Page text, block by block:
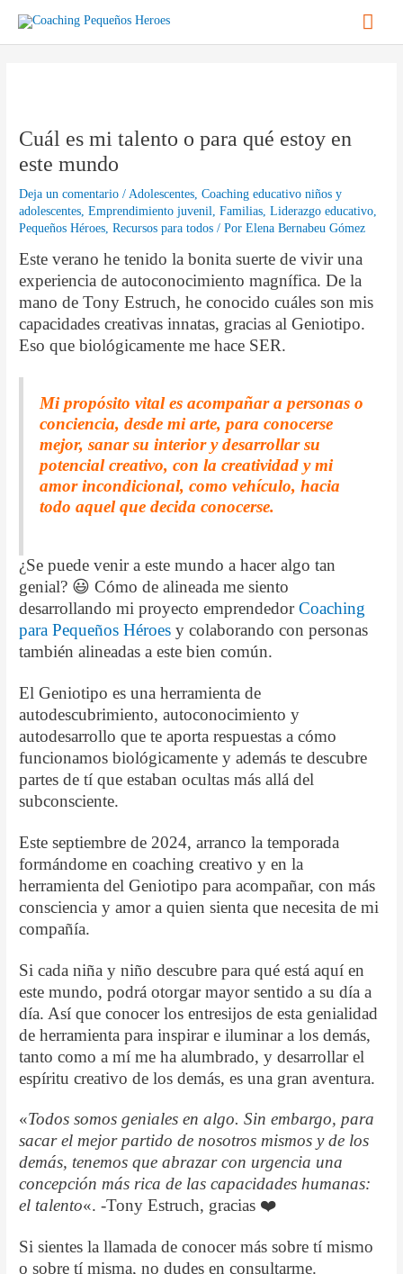
contenido
Cuál es mi talento o para qué estoy en
este mundo
Deja un comentario /Adolescentes,Coaching educativo niños y
adolescentes,Emprendimiento juvenil,Familias,Liderazgo educativo,
Pequeños Héroes,Recursos para todos / PorElena Bernabeu Gómez
Este verano he tenido la bonita suerte de vivir una
experiencia de autoconocimiento magnífica.De la
mano de Tony Estruch, he conocido cuáles son mis
capacidades creativas innatas, gracias al Geniotipo.
Eso que biológicamente me hace SER.
Mi propósito vital es acompañar a personas o
conciencia, desde mi arte, para conocerse
mejor, sanar su interior y desarrollar su
potencial creativo, con la creatividad y mi
amor incondicional, como vehículo, hacia
todo aquel que decida conocerse.
¿Se puede venir a este mundo a hacer algo tan
genial? 😃 Cómo de alineada me siento
desarrollando mi proyecto emprendedorCoaching
para Pequeños Héroes y colaborando con personas
también alineadas a este bien común.
El Geniotipo es una herramienta de
autodescubrimiento, autoconocimiento y
autodesarrollo que te aporta respuestas a cómo
funcionamos biológicamente y además te descubre
partes de tí que estaban ocultas más allá del
subconsciente.
Este septiembre de 2024, arranco la temporada
formándome en coaching creativo y en la
herramienta del Geniotipo para acompañar, con más
consciencia y amor a quien sienta que necesita de mi
compañía.
Si cada niña y niño descubre para qué está aquí en
este mundo, podrá otorgar mayor sentido a su día a
día. Así que conocer los entresijos de esta genialidad
de herramienta para inspirar e iluminar a los demás,
tanto como a mí me ha alumbrado, y desarrollar el
espíritu creativo de los demás, es una gran aventura.
«Todos somos geniales en algo. Sin embargo, para
sacar el mejor partido de nosotros mismos y de los
demás, tenemos que abrazar con urgencia una
concepción más rica de las capacidades humanas:
el talento«. -Tony Estruch, gracias ❤️
Si sientes la llamada de conocer más sobre tí mismo
o sobre tí misma, no dudes en consultarme.